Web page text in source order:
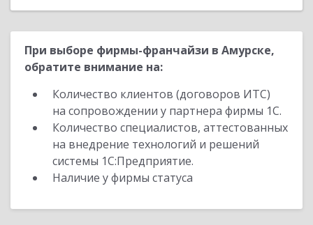
При выборе фирмы-франчайзи в Амурске,
обратите внимание на:
Количество клиентов (договоров ИТС)
на сопровождении у партнера фирмы 1С.
Количество специалистов, аттестованных
на внедрение технологий и решений
системы 1С:Предприятие.
Наличие у фирмы статуса